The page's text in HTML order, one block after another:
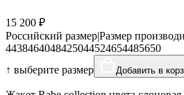
15 200 ₽
Российский размер|Размер
4438464048425044524654485650
↑ выберите размер
Добавить в